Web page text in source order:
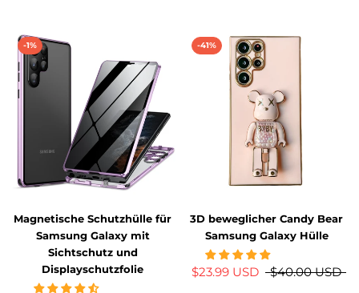
-1%
Magnetische Schutzhülle für
Samsung Galaxy mit
Sichtschutz und
Displayschutzfolie
-41%
3D beweglicher Candy Bear
Samsung Galaxy Hülle
$23.99 USD $40.00 USD